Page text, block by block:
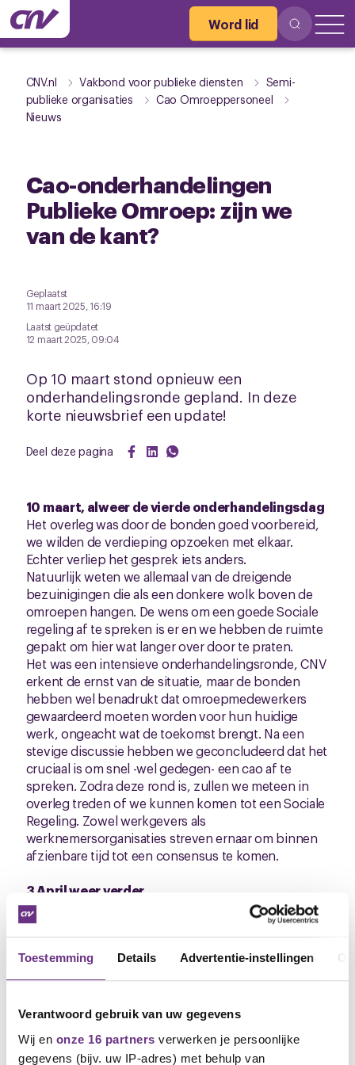
Toestemming Details Advertentie-instellingen
Verantwoord gebruik van uw gegevens
Wij en onze 16 partners verwerken je persoonlijke
gegevens (bijv. uw IP-adres) met behulp van
Word lid
CNV.nl Vakbond voor publieke diensten
Semi-
publieke organisaties
Cao Omroeppersoneel
Nieuws
Cao-onderhandelingen
Publieke Omroep: zijn we
van de kant?
Geplaatst
11 maart 2025, 16:19
Laatst geüpdatet
12 maart 2025, 09:04
Op 10 maart stond opnieuw een
onderhandelingsronde gepland. In deze
korte nieuwsbrief een update!
Deel deze pagina
10 maart, alweer de vierde onderhandelingsdag
Het overleg was door de bonden goed voorbereid,
we wilden de verdieping opzoeken met elkaar.
Echter verliep het gesprek iets anders.
Natuurlijk weten we allemaal van de dreigende
bezuinigingen die als een donkere wolk boven de
omroepen hangen. De wens om een goede Sociale
regeling af te spreken is er en we hebben de ruimte
gepakt om hier wat langer over door te praten.
Het was een intensieve onderhandelingsronde, CNV
erkent de ernst van de situatie, maar de bonden
hebben wel benadrukt dat omroepmedewerkers
gewaardeerd moeten worden voor hun huidige
werk, ongeacht wat de toekomst brengt. Na een
stevige discussie hebben we geconcludeerd dat het
cruciaal is om snel -wel gedegen- een cao af te
spreken. Zodra deze rond is, zullen we meteen in
overleg treden of we kunnen komen tot een Sociale
Regeling. Zowel werkgevers als
werknemersorganisaties streven ernaar om binnen
afzienbare tijd tot een consensus te komen.
3 April weer verder....
10 april hadden we voor de volgende
onderhandelingsronde gepland. We hebben met
elkaar besloten dat we eerder samen moeten
komen, 3 april hebben we de volledige dag
vrijgemaakt om echt met elkaar de concrete
oplossingen. De bonden hebben wel ideeën, die
de boot dan varen en hebben we op korte termijn